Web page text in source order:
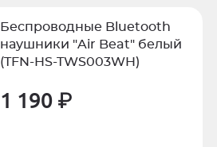
Беспроводные Bluetooth
наушники "Air Beat" белый
(TFN-HS-TWS003WH)
1 190 ₽